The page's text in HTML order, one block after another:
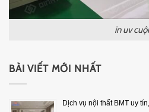
in uv
BÀI VIẾT MỚI NHẤT
Dịch vụ nội thất BMT uy